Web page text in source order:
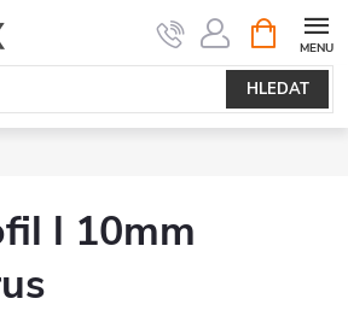
HLEDAT
NÁKUPNÍ
KOŠÍK
l 10mm